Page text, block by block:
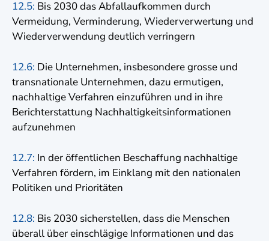
12.5: Bis 2030 das Abfallaufkommen durch
Vermeidung, Verminderung, Wiederverwertung und
Wiederverwendung deutlich verringern
12.6: Die Unternehmen, insbesondere grosse und
transnationale Unternehmen, dazu ermutigen,
nachhaltige Verfahren einzuführen und in ihre
Berichterstattung Nachhaltigkeitsinformationen
aufzunehmen
12.7: In der öffentlichen Beschaffung nachhaltige
Verfahren fördern, im Einklang mit den nationalen
Politiken und Prioritäten
12.8: Bis 2030 sicherstellen, dass die Menschen
überall über einschlägige Informationen und das